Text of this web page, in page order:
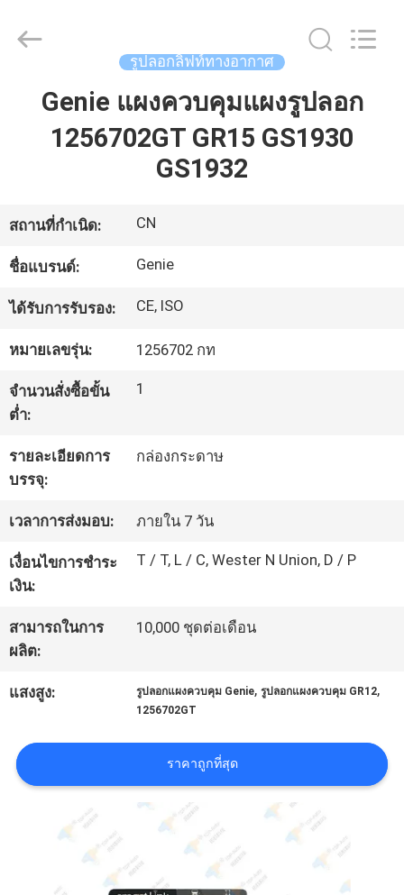
บ้าน
วิดีโอ
เกี่ยว
กับ
เรา
ทัวร์
โรงงาน
ควบคุม
ขอ
รูปลอกลิฟท์ทางอากาศ
Genie แผงควบคุมแผงรูปลอก
1256702GT GR15 GS1930
GS1932
สถานที่กำเนิด: CN
ชื่อแบรนด์: Genie
ได้รับการรับรอง: CE, ISO
หมายเลขรุ่น: 1256702 กท
จำนวนสั่งซื้อขั้น
ต่ำ:
1
รายละเอียดการ
บรรจุ:
กล่องกระดาษ
เวลาการส่งมอบ: ภายใน 7 วัน
เงื่อนไขการชำระ
เงิน:
T / T, L / C, Wester N Union, D / P
สามารถในการ
ผลิต:
10,000 ชุดต่อเดือน
แสงสูง: รูปลอกแผงควบคุม Genie,รูปลอกแผงควบคุม GR12,
1256702GT
ราคาถูกที่สุด